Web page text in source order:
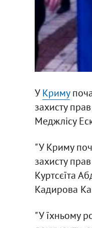
УКриму
захисту
Меджлісу
"У Криму
захисту
Куртсєїта
Кадирова
"У їхньому